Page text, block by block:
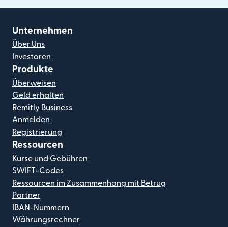
Unternehmen
Über Uns
Investoren
Produkte
Überweisen
Geld erhalten
Remitly Business
Anmelden
Registrierung
Ressourcen
Kurse und Gebühren
SWIFT-Codes
Ressourcen im Zusammenhang mit Betrug
Partner
IBAN-Nummern
Währungsrechner